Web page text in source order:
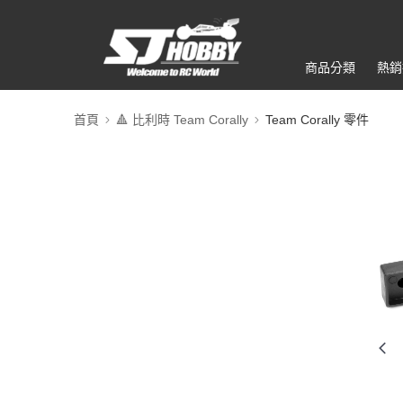
商品分類 熱
首頁 🔺 比利時 Team Corally Team Corally 零件